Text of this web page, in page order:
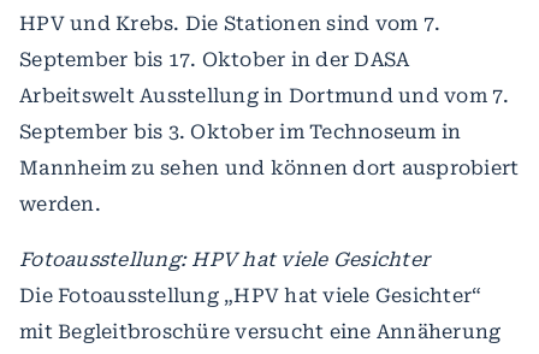
HPV und Krebs. Die Stationen sind vom 7.
September bis 17. Oktober in der DASA
Arbeitswelt Ausstellung in Dortmund und vom 7.
September bis 3. Oktober im Technoseum in
Mannheim zu sehen und können dort ausprobiert
werden.
Fotoausstellung: HPV hat viele Gesichter
Die Fotoausstellung „HPV hat viele Gesichter“
mit Begleitbroschüre versucht eine Annäherung